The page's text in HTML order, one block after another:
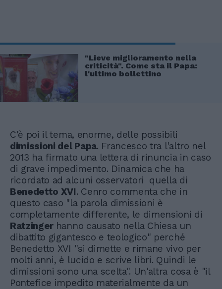
"Lieve miglioramento nella
criticità". Come sta il Papa:
l'ultimo bollettino
C'è poi il tema, enorme, delle possibili
dimissioni del Papa. Francesco tra l'altro nel
2013 ha firmato una lettera di rinuncia in caso
di grave impedimento. Dinamica che ha
ricordato ad alcuni osservatori quella di
Benedetto XVI. Cenro commenta che in
questo caso "la parola dimissioni è
completamente differente, le dimensioni di
Ratzinger hanno causato nella Chiesa un
dibattito gigantesco e teologico" perché
Benedetto XVI "si dimette e rimane vivo per
molti anni, è lucido e scrive libri. Quindi le
dimissioni sono una scelta". Un'altra cosa è "il
Pontefice impedito materialmente da un